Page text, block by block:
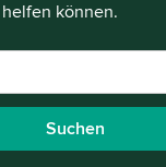
können.
Suchen